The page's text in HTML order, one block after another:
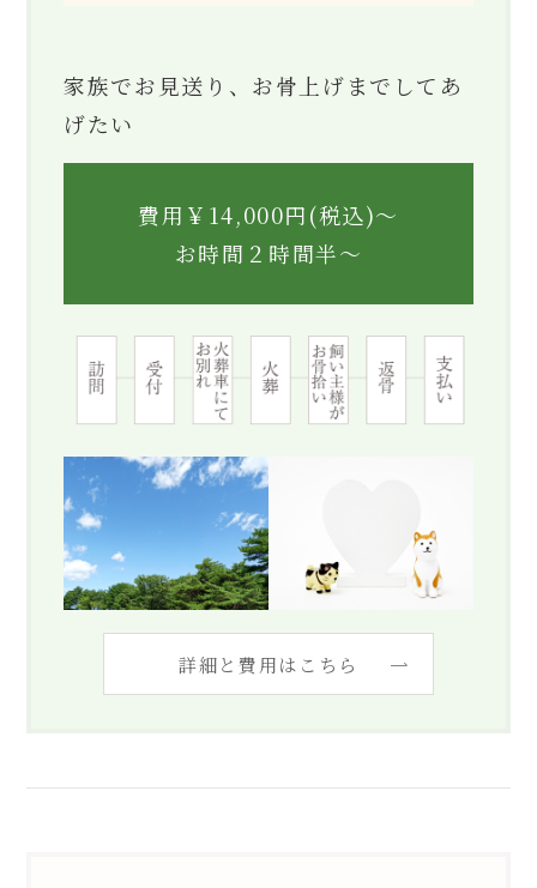
家族でお見送り、お骨上げまでしてあ
げたい
費用￥14,000円(税込)〜
お時間２時間半〜
詳細と費用はこちら